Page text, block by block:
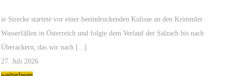
ie Strecke startete vor einer beeindruckenden Kulisse an den Krimmler
Wasserfällen in Österreich und folgte dem Verlauf der Salzach bis nach
Überackern, das wir nach [...]
27. Juli 2026